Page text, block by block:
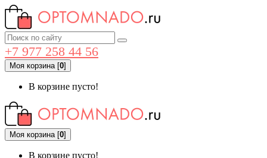
+7 977 258 44 56
Моя корзина[0]
В корзине пусто!
Моя корзина[0]
В корзине пусто!